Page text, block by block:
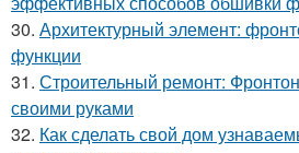
30. Архитектурный элемент:
функции
31. Строительный ремонт:
своими руками
32. Как сделать свой дом